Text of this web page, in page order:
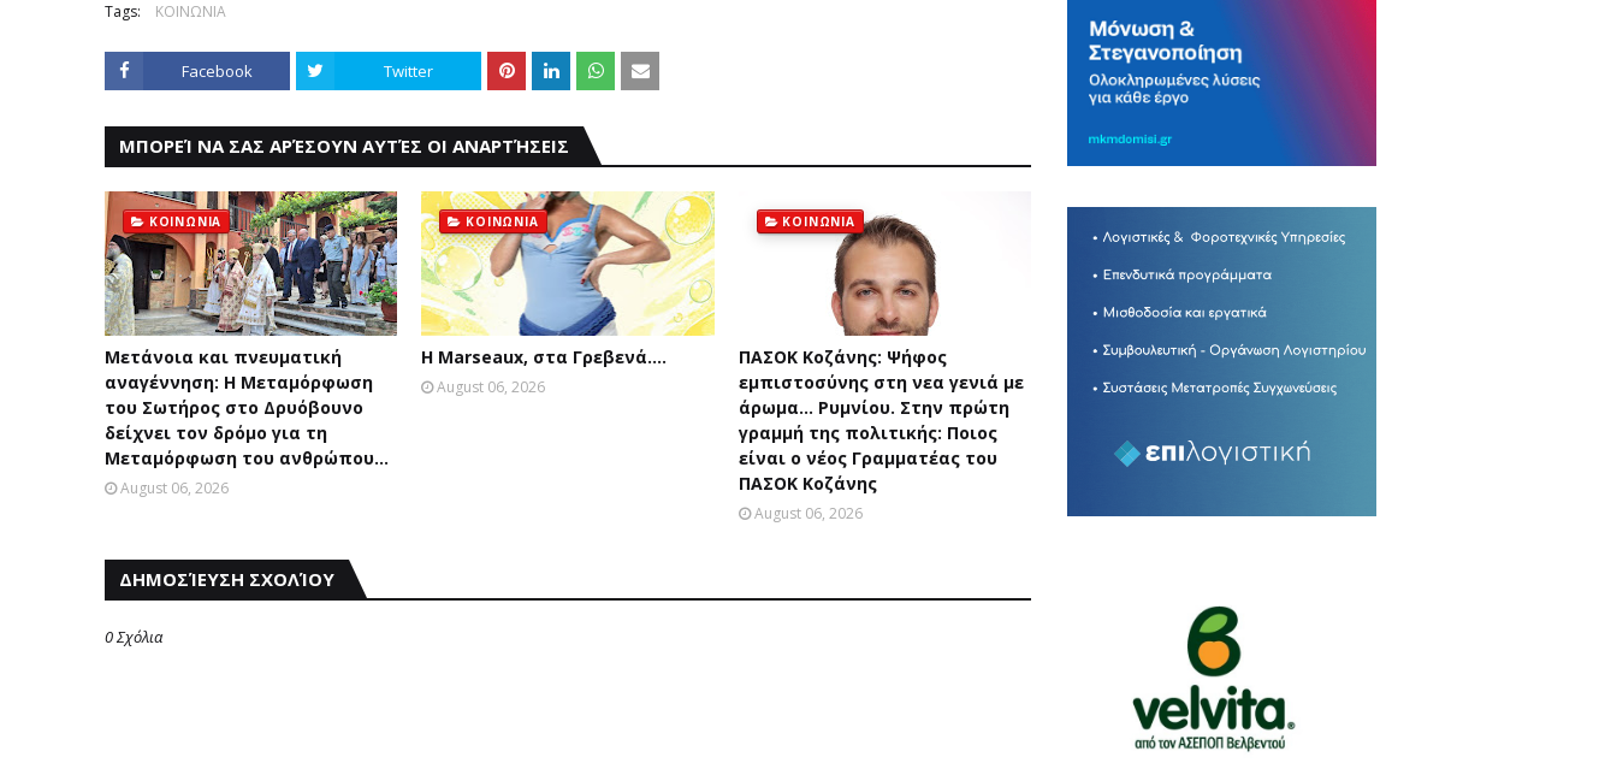
Tags: ΚΟΙΝΩΝΙΑ
Facebook Twitter
ΜΠΟΡΕΊ ΝΑ ΣΑΣ ΑΡΈΣΟΥΝ ΑΥΤΈΣ ΟΙ ΑΝΑΡΤΉΣΕΙΣ
ΚΟΙΝΩΝΙΑ
Μετάνοια και πνευματική
αναγέννηση: Η Μεταμόρφωση
του Σωτήρος στο Δρυόβουνο
δείχνει τον δρόμο για τη
Μεταμόρφωση του ανθρώπου...
August 06, 2026
ΚΟΙΝΩΝΙΑ
Η Marseaux, στα Γρεβενά….
August 06, 2026
ΚΟΙΝΩΝΙΑ
ΠΑΣΟΚ Κοζάνης: Ψήφος
εμπιστοσύνης στη νεα γενιά με
άρωμα... Ρυμνίου. Στην πρώτη
γραμμή της πολιτικής: Ποιος
είναι ο νέος Γραμματέας του
ΠΑΣΟΚ Κοζάνης
August 06, 2026
ΔΗΜΟΣΊΕΥΣΗ ΣΧΟΛΊΟΥ
0 Σχόλια